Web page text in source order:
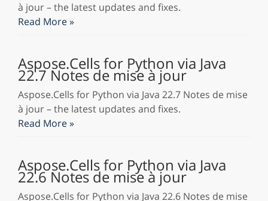
à jour – the latest updates and fixes.
Read More »
Aspose.Cells for Python via Java
22.7 Notes de mise à jour
Aspose.Cells for Python via Java 22.7 Notes de mise
à jour – the latest updates and fixes.
Read More »
Aspose.Cells for Python via Java
22.6 Notes de mise à jour
Aspose.Cells for Python via Java 22.6 Notes de mise